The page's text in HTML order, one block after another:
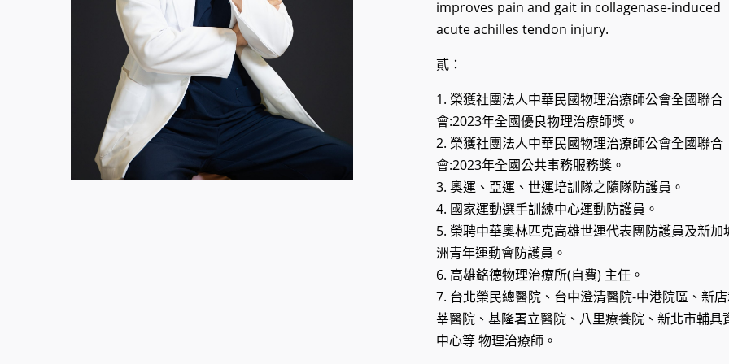
improves pain and gait in collagenase-induced
acute achilles tendon injury.
貳：
1. 榮獲社團法人中華民國物理治療師公會全國聯合
會:2023年全國優良物理治療師獎。
2. 榮獲社團法人中華民國物理治療師公會全國聯合
會:2023年全國公共事務服務獎。
3. 奧運、亞運、世運培訓隊之隨隊防護員。
4. 國家運動選手訓練中心運動防護員。
5. 榮聘中華奧林匹克高雄世運代表團防護員及新加
洲青年運動會防護員。
6. 高雄銘德物理治療所(自費) 主任。
7. 台北榮民總醫院、台中澄清醫院-中港院區、新
莘醫院、基隆署立醫院、八里療養院、新北市輔具
中心等 物理治療師。